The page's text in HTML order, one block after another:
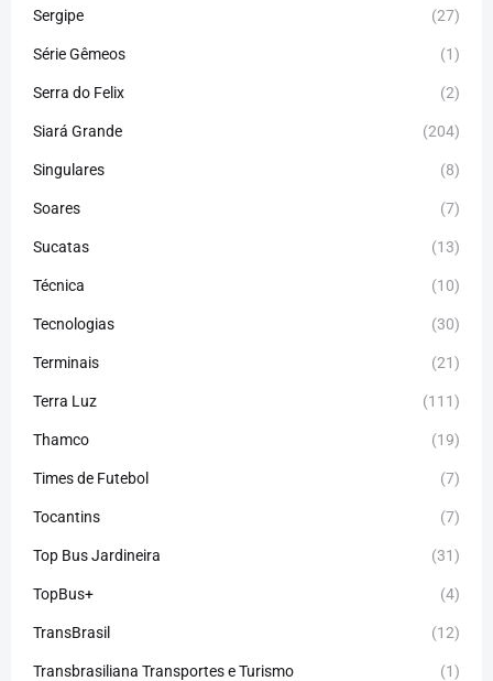
Sergipe (27)
Série Gêmeos (1)
Serra do Felix (2)
Siará Grande (204)
Singulares (8)
Soares (7)
Sucatas (13)
Técnica (10)
Tecnologias (30)
Terminais (21)
Terra Luz (111)
Thamco (19)
Times de Futebol (7)
Tocantins (7)
Top Bus Jardineira (31)
TopBus+ (4)
TransBrasil (12)
Transbrasiliana Transportes e Turismo (1)